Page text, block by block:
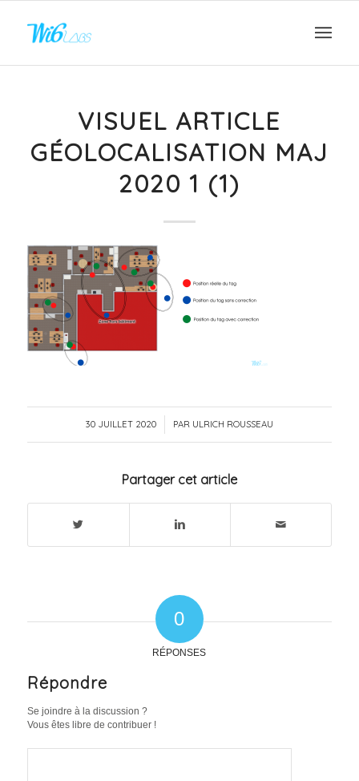
VISUEL ARTICLE
GÉOLOCALISATION MAJ
2020 1 (1)
30 JUILLET 2020
/ PAR ULRICH ROUSSEAU
Partager cet article
0
RÉPONSES
Répondre
Se joindre à la discussion ?
Vous êtes libre de contribuer !